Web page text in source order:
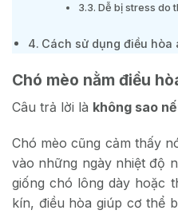
Dễ bị stress do
Cách sử dụng điều hòa
Chó mèo nằm điều
Câu trả lời là không sao
Chó mèo cũng cảm thấy
vào những ngày nhiệt độ
giống chó lông dày hoặc
kín, điều hòa giúp cơ thể